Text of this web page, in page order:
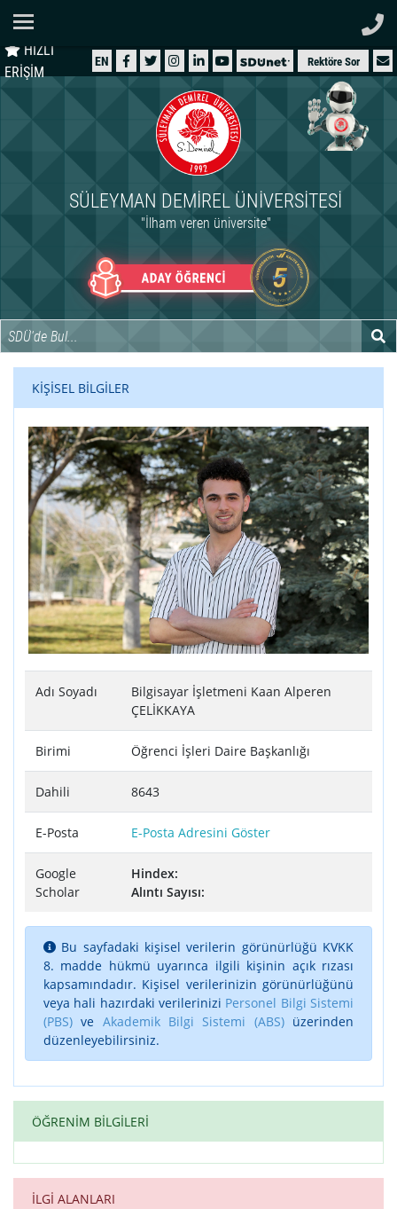
HIZLI
ERİŞİM
EN Rektöre Sor
SÜLEYMAN DEMIREL ÜNIVERSITESI
"İlham veren üniversite"
ÜNİVERSİTEMİZ
İDARİ
ARAŞTIRMA
INTERNATIONAL
KİŞİSEL BİLGİLER
Adı Soyadı
Bilgisayar İşletmeni Kaan Alperen
ÇELİKKAYA
Birimi Öğrenci İşleri Daire Başkanlığı
Dahili 8643
E-Posta E-Posta Adresini Göster
Google
Scholar
Hindex:
Alıntı Sayısı:
Bu sayfadaki kişisel verilerin görünürlüğü KVKK
8. madde hükmü uyarınca ilgili kişinin açık rızası
kapsamındadır. Kişisel verilerinizin görünürlüğünü
veya hali hazırdaki verilerinizi Personel Bilgi Sistemi
(PBS) ve Akademik Bilgi Sistemi (ABS)üzerinden
düzenleyebilirsiniz.
ÖĞRENİM BİLGİLERİ
İLGİ ALANLARI